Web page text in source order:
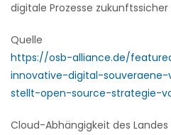
digitale Prozesse
Quelle
https://osb-alliance.de/
innovative-digital-
stellt-open-source-strategie-
Cloud-Abhängigkeit des Landes